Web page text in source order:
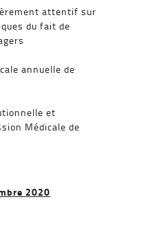
attentif sur
du fait de
annuelle de
et
Médicale de
2020